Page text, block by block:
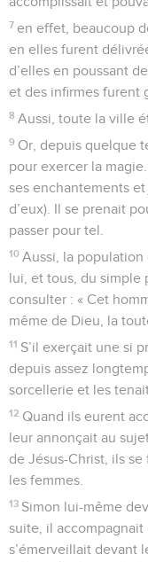
7 en effet, beaucoup
en elles furent
d’elles en poussant
et des infirmes furent
8 Aussi, toute la ville
9 Or, depuis quelque
pour exercer la
ses enchantements
d’eux). Il se prenait
passer pour tel.
10 Aussi, la
lui, et tous, du simple
consulter : « Cet
même de Dieu, la
11 S’il exerçait une si
depuis assez
sorcellerie et les
12 Quand ils eurent
leur annonçait au
de Jésus-Christ, ils
les femmes.
13 Simon lui-même
suite, il
s’émerveillait devant